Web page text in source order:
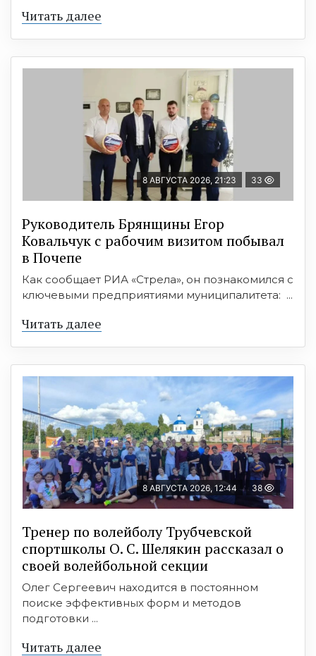
Читать далее
8 АВГУСТА 2026, 21:23 33
Руководитель Брянщины Егор
Ковальчук с рабочим визитом побывал
в Почепе
Как сообщает РИА «Стрела», он познакомился с
ключевыми предприятиями муниципалитета: ...
Читать далее
8 АВГУСТА 2026, 12:44 38
Тренер по волейболу Трубчевской
спортшколы О. С. Шелякин рассказал о
своей волейбольной секции
Олег Сергеевич находится в постоянном
поиске эффективных форм и методов
подготовки ...
Читать далее